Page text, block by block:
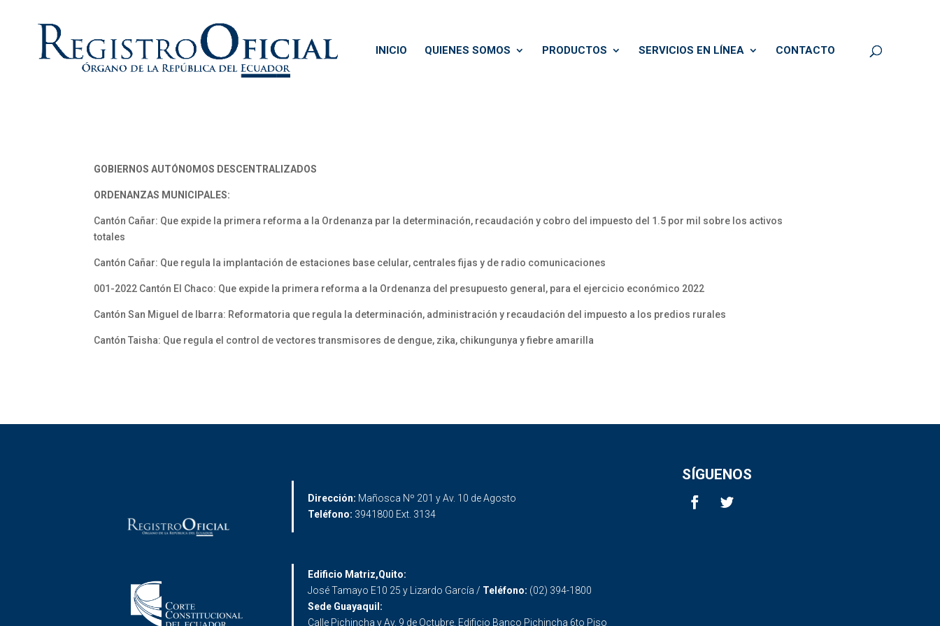
INICIO QUIENES SOMOS PRODUCTOS SERVICIOS EN LÍNEA CONTACTO
GOBIERNOS AUTÓNOMOS DESCENTRALIZADOS
ORDENANZAS MUNICIPALES:
Cantón Cañar: Que expide la primera reforma a la Ordenanza par la determinación, recaudación y cobro del impuesto del 1.5 por mil sobre los activos
totales
Cantón Cañar: Que regula la implantación de estaciones base celular, centrales fijas y de radio comunicaciones
001-2022 Cantón El Chaco: Que expide la primera reforma a la Ordenanza del presupuesto general, para el ejercicio económico 2022
Cantón San Miguel de Ibarra: Reformatoria que regula la determinación, administración y recaudación del impuesto a los predios rurales
Cantón Taisha: Que regula el control de vectores transmisores de dengue, zika, chikungunya y fiebre amarilla
Dirección: Mañosca Nº 201 y Av. 10 de Agosto
Teléfono: 3941800 Ext. 3134
SÍGUENOS
Edificio Matriz,Quito:
José Tamayo E10 25 y Lizardo García / Teléfono: (02) 394-1800
Sede Guayaquil:
Calle Pichincha y Av. 9 de Octubre. Edificio Banco Pichincha 6to Piso